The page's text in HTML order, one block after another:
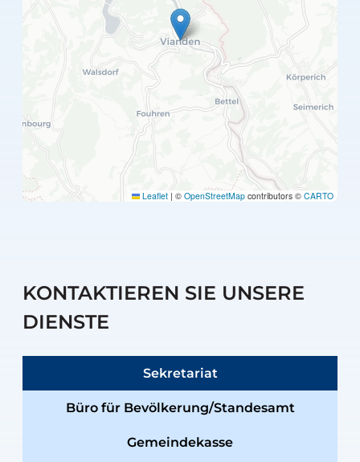
Leaflet | © OpenStreetMap contributors © CARTO
KONTAKTIEREN SIE UNSERE
DIENSTE
Sekretariat
Büro für Bevölkerung/Standesamt
Gemeindekasse